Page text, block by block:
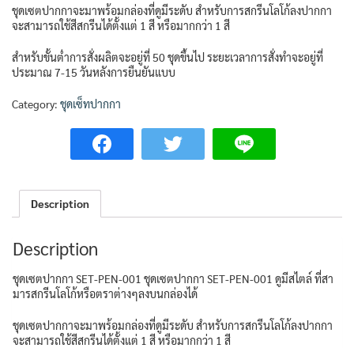
ชุดเซตปากกาจะมาพร้อมกล่องที่ดูมีระดับ สำหรับการสกรีนโลโก้ลงปากกา
จะสามารถใช้สีสกรีนได้ตั้งแต่ 1 สี หรือมากกว่า 1 สี
สำหรับขั้นต่ำการสั่งผลิตจะอยู่ที่ 50 ชุดขึ้นไป ระยะเวลาการสั่งทำจะอยู่ที่
ประมาณ 7-15 วันหลังการยืนยันแบบ
Category: ชุดเซ็ทปากกา
Description
Description
ชุดเซตปากกา SET-PEN-001 ชุดเซตปากกา SET-PEN-001 ดูมีสไตล์ ที่สา
มารสกรีนโลโก้หรือตราต่างๆลงบนกล่องได้
ชุดเซตปากกาจะมาพร้อมกล่องที่ดูมีระดับ สำหรับการสกรีนโลโก้ลงปากกา
จะสามารถใช้สีสกรีนได้ตั้งแต่ 1 สี หรือมากกว่า 1 สี